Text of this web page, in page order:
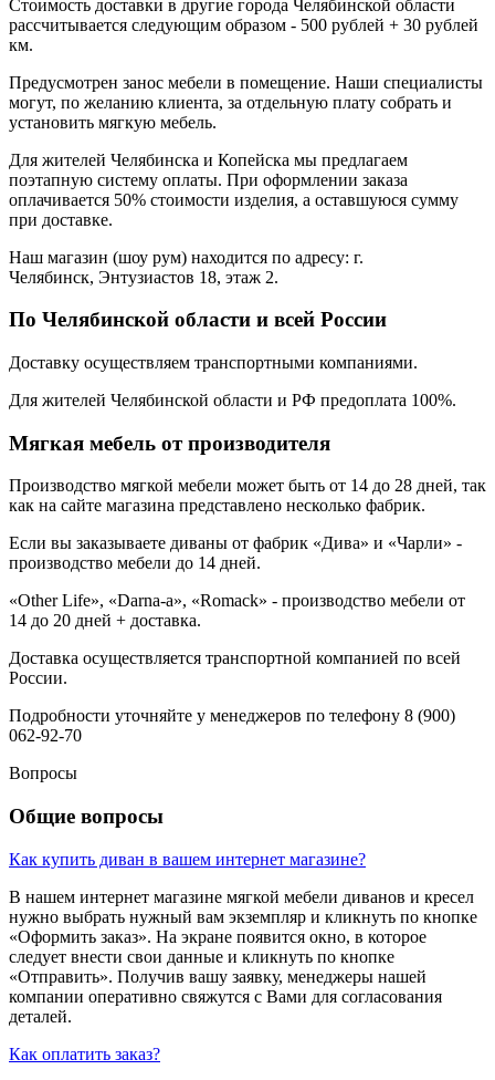
Стоимость доставки в другие города Челябинской области
рассчитывается следующим образом - 500 рублей + 30 рублей
км.
Предусмотрен занос мебели в помещение. Наши специалисты
могут, по желанию клиента, за отдельную плату собрать и
установить мягкую мебель.
Для жителей Челябинска и Копейска мы предлагаем
поэтапную систему оплаты. При оформлении заказа
оплачивается 50% стоимости изделия, а оставшуюся сумму
при доставке.
Наш магазин (шоу рум) находится по адресу: г.
Челябинск, Энтузиастов 18, этаж 2.
По Челябинской области и всей России
Доставку осуществляем транспортными компаниями.
Для жителей Челябинской области и РФ предоплата 100%.
Мягкая мебель от производителя
Производство мягкой мебели может быть от 14 до 28 дней, так
как на сайте магазина представлено несколько фабрик.
Если вы заказываете диваны от фабрик «Дива» и «Чарли» -
производство мебели до 14 дней.
«Other Life», «Darna-a», «Romack» - производство мебели от
14 до 20 дней + доставка.
Доставка осуществляется транспортной компанией по всей
России.
Подробности уточняйте у менеджеров по телефону 8 (900)
062-92-70
Вопросы
Общие вопросы
Как купить диван в вашем интернет магазине?
В нашем интернет магазине мягкой мебели диванов и кресел
нужно выбрать нужный вам экземпляр и кликнуть по кнопке
«Оформить заказ». На экране появится окно, в которое
следует внести свои данные и кликнуть по кнопке
«Отправить». Получив вашу заявку, менеджеры нашей
компании оперативно свяжутся с Вами для согласования
деталей.
Как оплатить заказ?